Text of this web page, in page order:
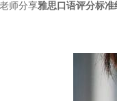
师分享雅思口语评分标准